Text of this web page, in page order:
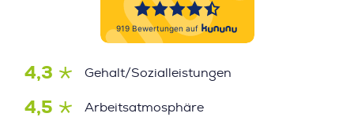
4,3 Gehalt/Sozialleistungen
4,5 Arbeitsatmosphäre